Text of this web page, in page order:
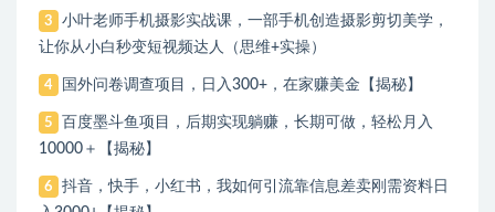
3
小叶老师手机摄影实战课，一部手机创造摄影剪切美学，
让你从小白秒变短视频达人（思维+实操）
4 国外问卷调查项目，日入300+，在家赚美金【揭秘】
5
百度墨斗鱼项目，后期实现躺赚，长期可做，轻松月入
10000＋【揭秘】
6
抖音，快手，小红书，我如何引流靠信息差卖刚需资料日